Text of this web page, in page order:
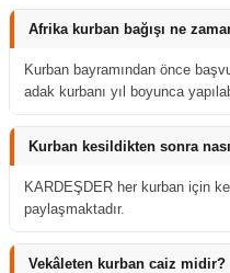
Afrika kurban bağışı ne
Kurban bayramından önce
adak kurbanı yıl boyunca
Kurban kesildikten sonra
KARDEŞDER her kurban için
paylaşmaktadır.
Vekâleten kurban caiz midir?